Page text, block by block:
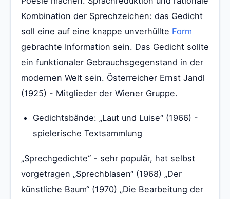
Kombination der Sprechzeichen: das Gedicht
soll eine auf eine knappe unverhüllte Form
gebrachte Information sein. Das Gedicht sollte
ein funktionaler Gebrauchsgegenstand in der
modernen Welt sein. Österreicher Ernst Jandl
(1925) - Mitglieder der Wiener Gruppe.
Gedichtsbände: „Laut und Luise“ (1966) -
spielerische Textsammlung
„Sprechgedichte“ - sehr populär, hat selbst
vorgetragen „Sprechblasen“ (1968) „Der
künstliche Baum“ (1970) „Die Bearbeitung der